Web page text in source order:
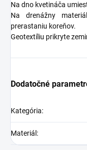
Na dno kvetináča
Na drenážny
prerastaniu koreňov.
Geotextíliu prikryte
Dodatočné
Kategória:
Materiál :